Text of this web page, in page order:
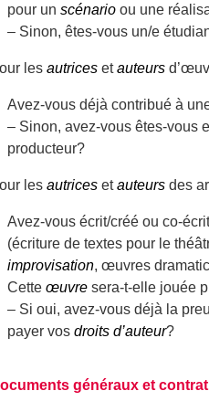
pour un scénarioou une
– Sinon, êtes-vous un/e
les autricesetauteurs
Avez-vous déjà contribué à
– Sinon, avez-vous êtes-vous
producteur?
les autricesetauteursdes
Avez-vous écrit/créé ou co-
(écriture de textes pour le
improvisation, œuvres
Cette œuvresera-t-elle jouée
– Si oui, avez-vous déjà la
payer vos droits d’auteur?
généraux et